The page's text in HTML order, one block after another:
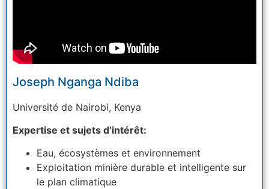
Joseph Nganga Ndiba
Université de Nairobi, Kenya
Expertise et sujets d’intérêt:
Eau, écosystèmes et environnement
Exploitation minière durable et intelligente sur
le plan climatique